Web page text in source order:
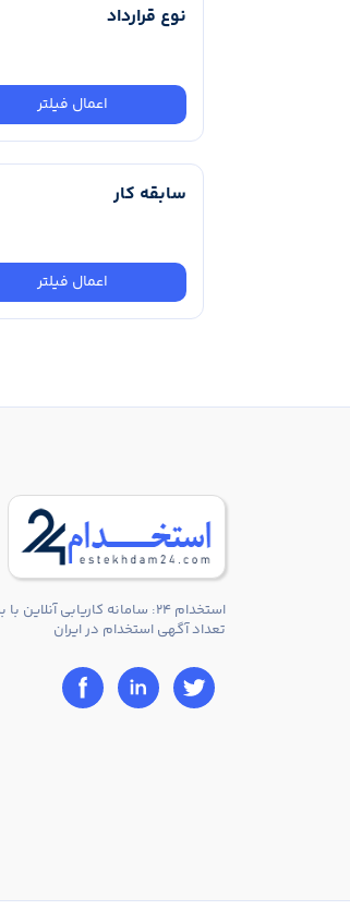
نوع قرارداد
اعمال فیلتر
سابقه کار
اعمال فیلتر
استخدام 24: سامانه کاریابی آنلاین
تعداد آگهی استخدام در ایران